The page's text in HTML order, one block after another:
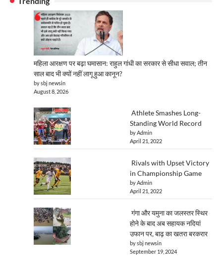
महिला आरक्षण पर बढ़ा घमासान: राहुल गांधी का सरकार से सीधा सवाल; तीन
साल बाद भी क्यों नहीं लागू हुआ कानून?
by sbj newsin
August 8, 2026
Athlete Smashes Long-
Standing World Record
by Admin
April 21, 2022
Rivals with Upset Victory
in Championship Game
by Admin
April 21, 2022
गंगा और यमुना का जलस्तर स्थिर
होने के बाद अब सहायक नदियां
उफान पर, बाढ़ का खतरा बरकरार
by sbj newsin
September 19, 2024